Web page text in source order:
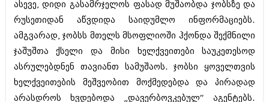
ასევე, დიდი გასამრჯელოს ფასად მუშაობდა ჯობსზე და
რუსეთიდან აწვდიდა საიდუმლო ინფორმაციებს.
ამგვარად, ჯობსს მთელს მსოფლიოში ჰქონდა შექმნილი
ჯაშუშთა ქსელი და მისი ხელქვეითები საუკეთესოდ
ასრულებდნენ თავიანთ სამუშაოს. ჯობსი ყოველთვის
ხელქვეითების მეშვეობით მოქმედებდა და პირადად
არასდროს ხვდებოდა „დავერბოვკებულ“ აგენტებს.